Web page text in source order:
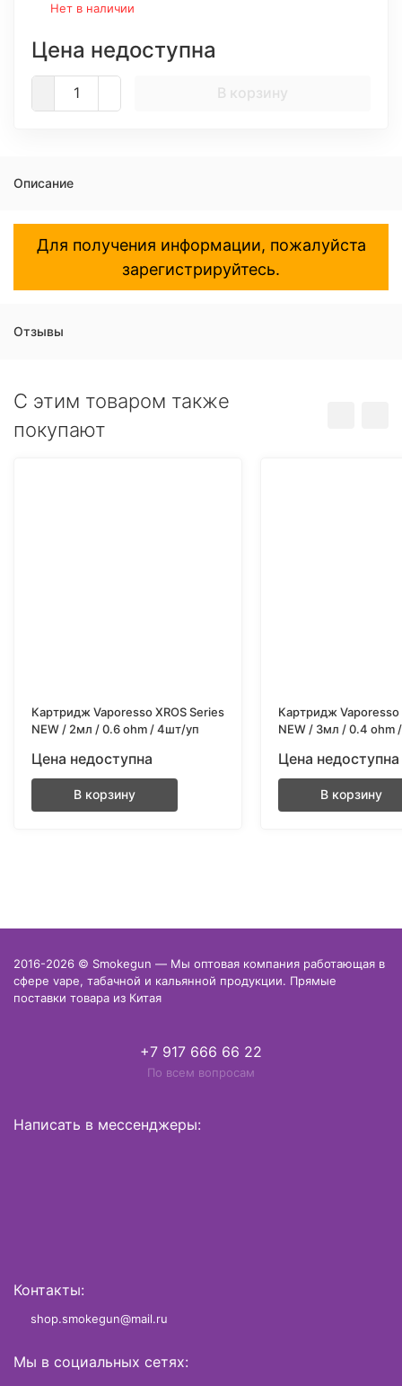
Нет в наличии
Цена недоступна
В корзину
Описание
Для получения информации, пожалуйста
зарегистрируйтесь.
Отзывы
C этим товаром также
покупают
Картридж Vaporesso XROS Series
NEW / 2мл / 0.6 ohm / 4шт/уп
Цена недоступна
В корзину
Картридж Vaporesso
NEW / 3мл / 0.4 ohm
Цена недоступна
В корзину
2016-2026 © Smokegun — Мы оптовая компания работающая в
сфере vape, табачной и кальянной продукции. Прямые
поставки товара из Китая
+7 917 666 66 22
По всем вопросам
Написать в мессенджеры:
Контакты:
shop.smokegun@mail.ru
Мы в социальных сетях: